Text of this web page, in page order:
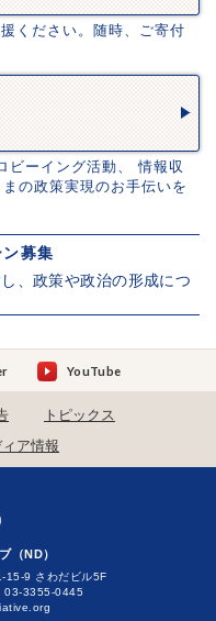
ください。随時、ご寄付
ビーイング活動、 情報収
の政策実現のお手伝いを
募集
、政策や政治の形成につ
YouTube
トピックス
ィア情報
（ND）
15-9 さわだビル5F
03-3355-0445